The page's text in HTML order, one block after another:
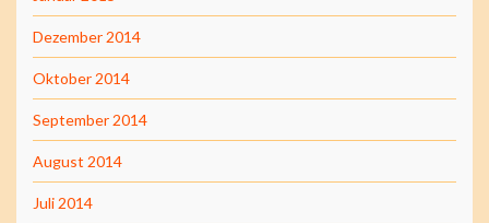
Dezember 2014
Oktober 2014
September 2014
August 2014
Juli 2014